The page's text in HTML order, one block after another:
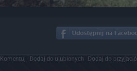
Komentuj Dodaj do ulubionych Dodaj do przyjaciół